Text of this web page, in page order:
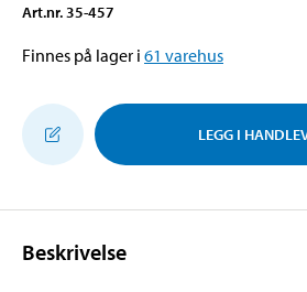
Art.nr. 35-457
Finnes på lager i 61 varehus
LEGG I
Beskrivelse